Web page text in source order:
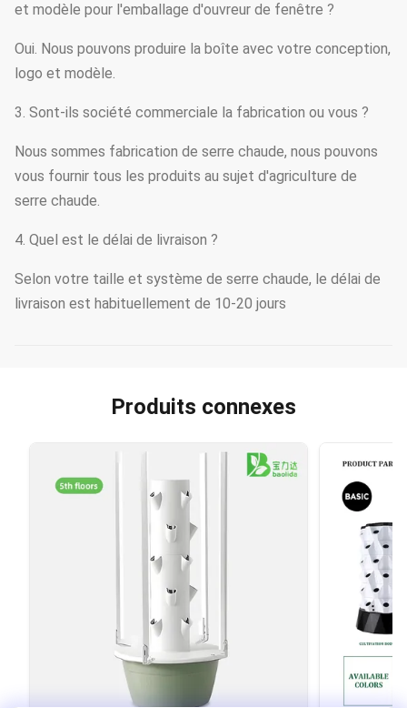
et modèle pour l'emballage d'ouvreur de fenêtre ?
Oui. Nous pouvons produire la boîte avec votre conception,
logo et modèle.
3. Sont-ils société commerciale la fabrication ou vous ?
Nous sommes fabrication de serre chaude, nous pouvons
vous fournir tous les produits au sujet d'agriculture de
serre chaude.
4. Quel est le délai de livraison ?
Selon votre taille et système de serre chaude, le délai de
livraison est habituellement de 10-20 jours
Produits connexes